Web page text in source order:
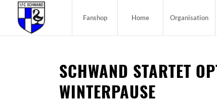
Fanshop Home Organisation
SCHWAND STARTET
WINTERPAUSE